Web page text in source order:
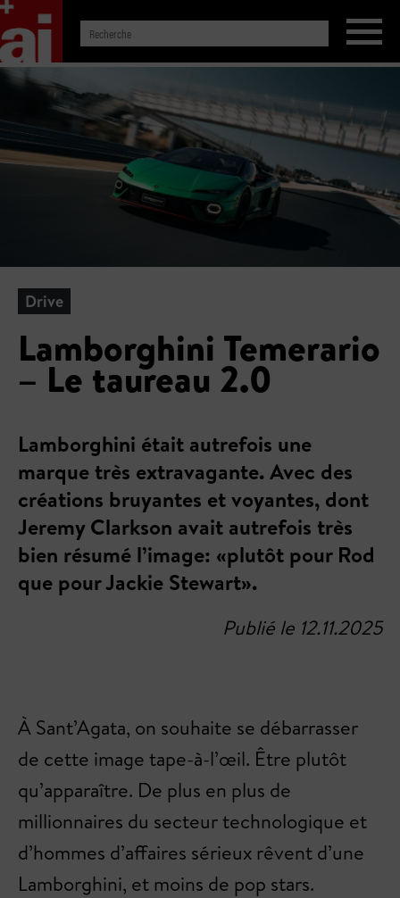
Drive
Lamborghini Temerario
– Le taureau 2.0
Lamborghini était autrefois une
marque très extravagante. Avec des
créations bruyantes et voyantes, dont
Jeremy Clarkson avait autrefois très
bien résumé l’image: «plutôt pour Rod
que pour Jackie Stewart».
Publié le 12.11.2025
À Sant’Agata, on souhaite se débarrasser
de cette image tape-à-l’œil. Être plutôt
qu’apparaître. De plus en plus de
millionnaires du secteur technologique et
d’hommes d’affaires sérieux rêvent d’une
Lamborghini, et moins de pop stars.